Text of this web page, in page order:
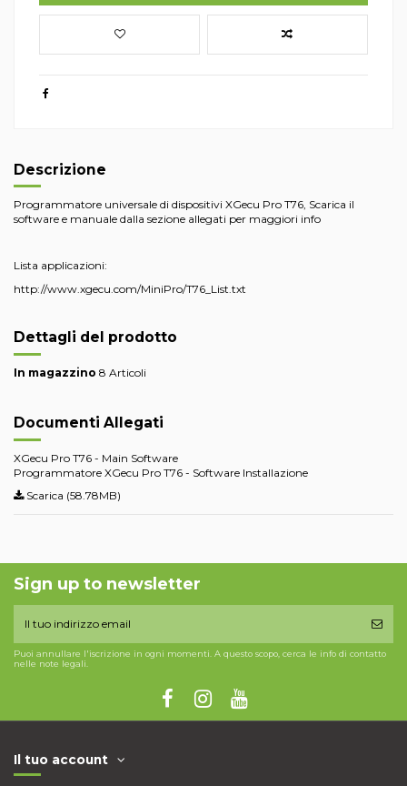
Descrizione
Programmatore universale di dispositivi XGecu Pro T76, Scarica il
software e manuale dalla sezione allegati per maggiori info
Lista applicazioni:
http://www.xgecu.com/MiniPro/T76_List.txt
Dettagli del prodotto
In magazzino 8 Articoli
Documenti Allegati
XGecu Pro T76 - Main Software
Programmatore XGecu Pro T76 - Software Installazione
Scarica (58.78MB)
Sign up to newsletter
Puoi annullare l'iscrizione in ogni momenti. A questo scopo, cerca le info di contatto
nelle note legali.
Il tuo account